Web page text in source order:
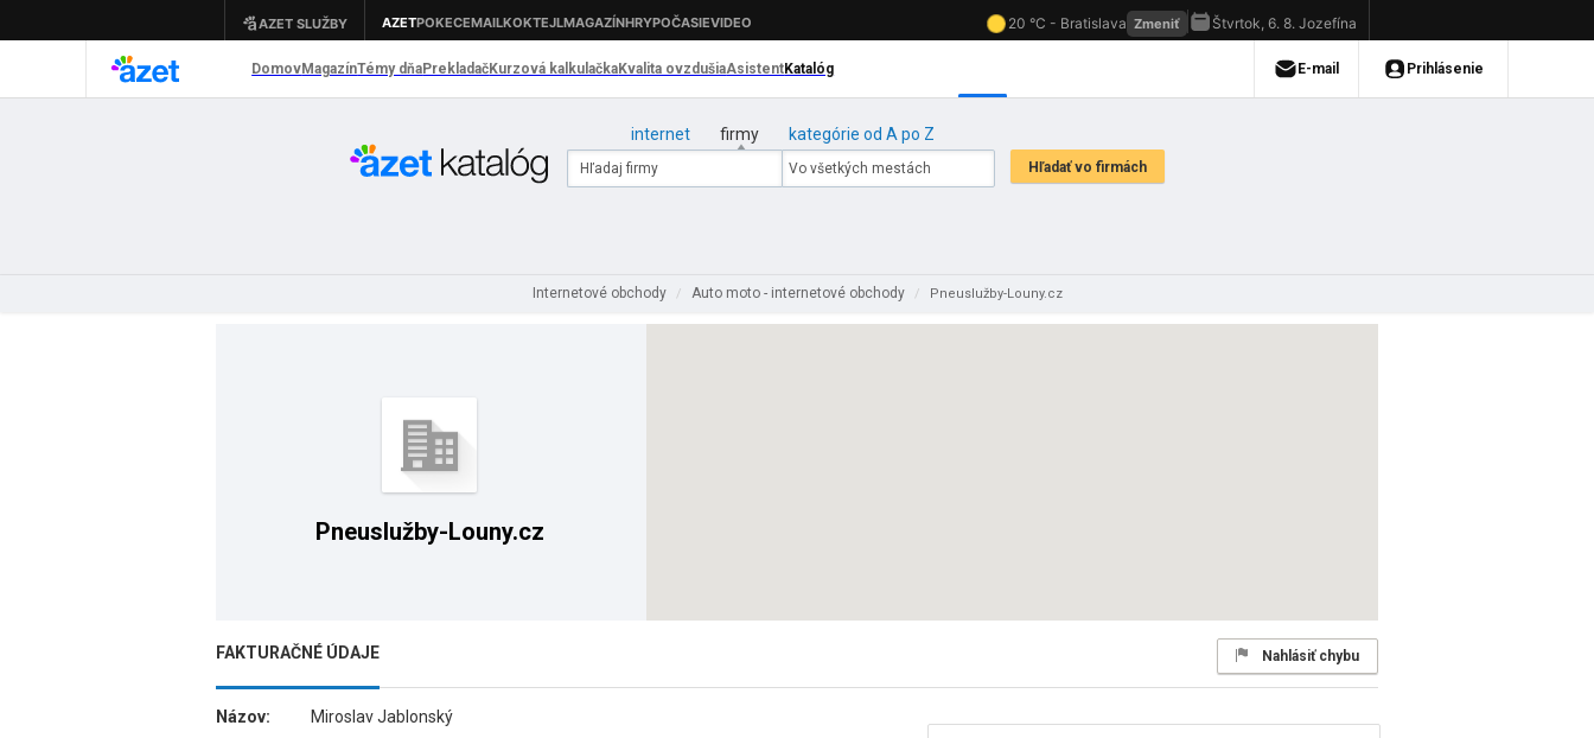
internet firmy kategórie od A po Z
Internetové obchody / Auto moto - internetové obchody / Pneuslužby-Louny.cz
Pneuslužby-Louny.cz
FAKTURAČNÉ ÚDAJE Nahlásiť chybu
Názov:
Miroslav Jablonský